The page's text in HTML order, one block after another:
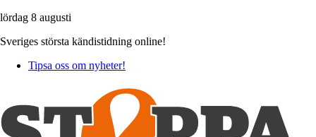
lördag 8 augusti
Sveriges största kändistidning online!
Tipsa oss om nyheter!